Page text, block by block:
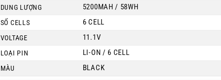
DUNG LƯỢNG 5200MAH / 58WH
SỐ CELLS 6 CELL
VOLTAGE 11.1V
LOẠI PIN LI-ON / 6 CELL
MÀU BLACK